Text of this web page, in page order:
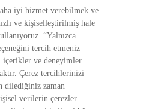
iyi hizmet verebilmek ve
ve kişiselleştirilmiş hale
“Yalnızca
tercih etmeniz
içerikler ve deneyimler
Çerez tercihlerinizi
dilediğiniz zaman
verilerin çerezler